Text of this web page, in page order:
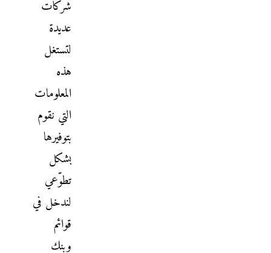
شركات
عديدة
لتستغل
هذه
المعلومات
التي نقوم
بتوفيرها
بشكل
تطوّعي
لندخل في
قوائم
وبنك